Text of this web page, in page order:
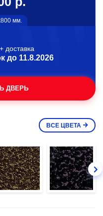
мм.
доставка
до 11.8.2026
ДВЕРЬ
ВСЕ ЦВЕТА